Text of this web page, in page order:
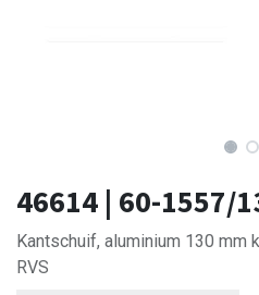
46614 | 60-1557/
Kantschuif, aluminium 130 mm
RVS